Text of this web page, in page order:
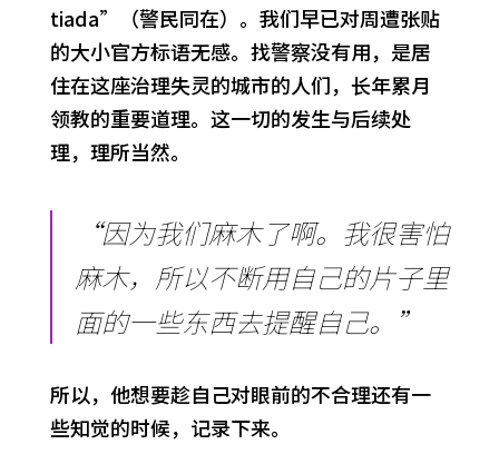
tiada”（警民同在）。我们早已对周遭张贴
的大小官方标语无感。找警察没有用，是居
住在这座治理失灵的城市的人们，长年累月
领教的重要道理。这一切的发生与后续处
理，理所当然。
“因为我们麻木了啊。我很害怕
麻木，所以不断用自己的片子里
面的一些东西去提醒自己。”
所以，他想要趁自己对眼前的不合理还有一
些知觉的时候，记录下来。